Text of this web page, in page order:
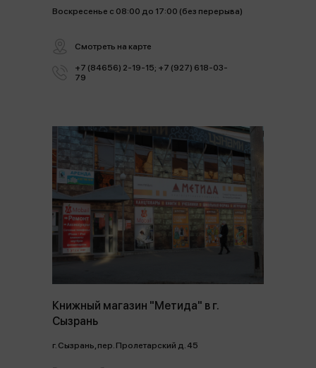
Воскресенье с 08:00 до 17:00 (без перерыва)
Смотреть на карте
+7 (84656) 2-19-15; +7 (927) 618-03-
79
Книжный магазин "Метида" в г.
Сызрань
г. Сызрань, пер. Пролетарский д. 45